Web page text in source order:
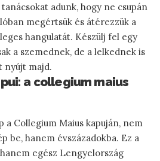
adunk, hogy ne csupán
megértsük és átérezzük a
hangulatát. Készülj fel egy
a szemednek, de a lelkednek is
majd.
a collegium maius
a Collegium Maius kapuján, nem
be, hanem évszázadokba. Ez a
egész Lengyelország